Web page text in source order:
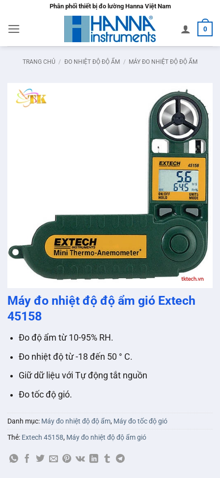
nội
dung
Phân phối thiết bị đo lường Hanna Việt Nam
0
TRANG CHỦ / ĐO NHIỆT ĐỘ ĐỘ ẨM / MÁY ĐO NHIỆT ĐỘ ĐỘ ẨM
Máy đo nhiệt độ độ ẩm gió Extech
45158
Đo độ ẩm từ 10-95% RH.
Đo nhiệt độ từ -18 đến 50 ° C.
Giữ dữ liệu với Tự động tắt nguồn
Đo tốc độ gió.
Danh mục: Máy đo nhiệt độ độ ẩm, Máy đo tốc độ gió
Thẻ: Extech 45158, Máy đo nhiệt độ độ ẩm gió